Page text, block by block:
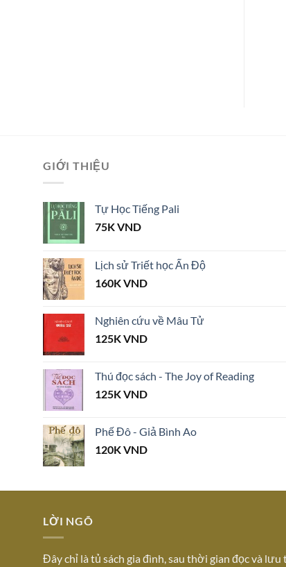
GIỚI THIỆU
Tự Học Tiếng Pali
75KVND
Lịch sử Triết học Ấn Độ
160KVND
Nghiên cứu về Mâu Tử
125KVND
Thú đọc sách - The Joy of Reading
125KVND
Phế Đô - Giả Bình Ao
120KVND
LỜI NGÕ
Đây chỉ là tủ sách gia đình, sau thời gian đọc và